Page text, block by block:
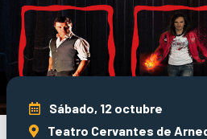
Sábado, 12 octubre
Teatro Cervantes de